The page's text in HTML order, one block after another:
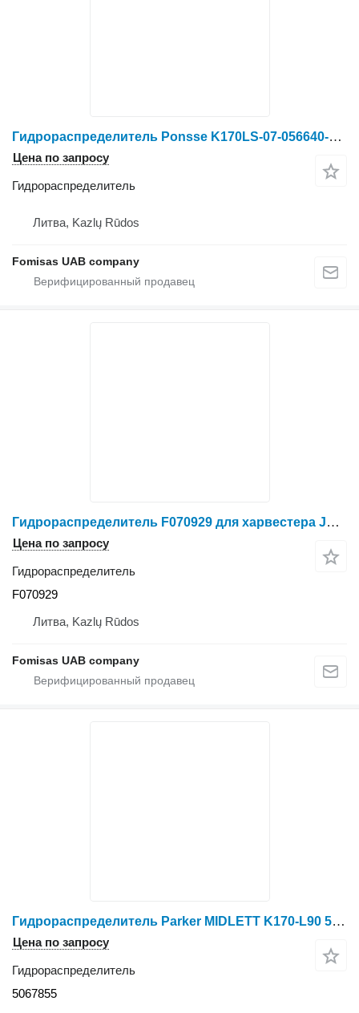
Гидрораспределитель Ponsse K170LS-07-056640-01 для лесозаготовительной техники
Цена по запросу
Гидрораспределитель
Литва, Kazlų Rūdos
Fomisas UAB company
Гидрораспределитель F070929 для харвестера John Deere 1470 E
Цена по запросу
Гидрораспределитель
F070929
Литва, Kazlų Rūdos
Fomisas UAB company
Гидрораспределитель Parker MIDLETT K170-L90 5067855 для форвардера Valmet 860.3
Цена по запросу
Гидрораспределитель
5067855